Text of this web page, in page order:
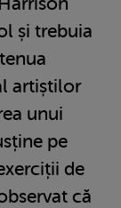
și trebuia
artiștilor
unui
pe
de
că